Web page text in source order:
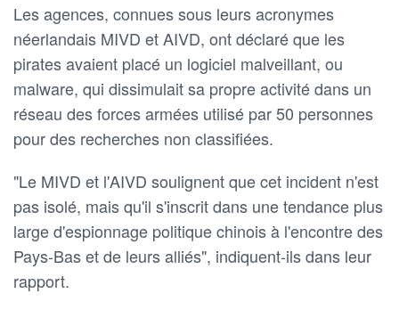
Les agences, connues sous leurs acronymes
néerlandais MIVD et AIVD, ont déclaré que les
pirates avaient placé un logiciel malveillant, ou
malware, qui dissimulait sa propre activité dans un
réseau des forces armées utilisé par 50 personnes
pour des recherches non classifiées.
"Le MIVD et l'AIVD soulignent que cet incident n'est
pas isolé, mais qu'il s'inscrit dans une tendance plus
large d'espionnage politique chinois à l'encontre des
Pays-Bas et de leurs alliés", indiquent-ils dans leur
rapport.